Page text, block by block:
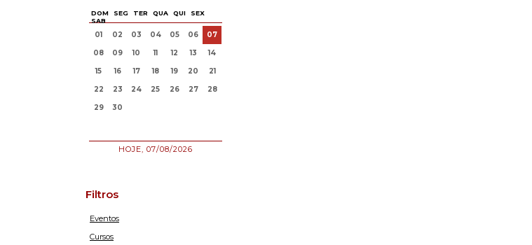
DOM SEG TER QUA QUI
SEX
SAB
01 02 03 04 05 06
07
08
09 10 11 12 13
14
15
16 17 18 19 20
21
22
23 24 25 26 27
28
29
30
HOJE, 07/08/2026
Filtros
Eventos
Cursos